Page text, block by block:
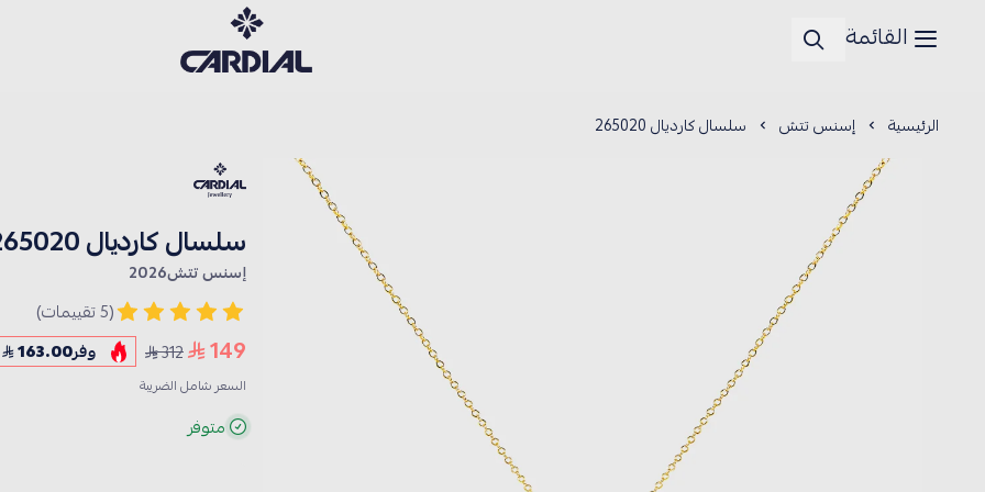
القائمة كارديــال
الرئيسية إسنس تتش سلسال كارديال 265020
سلسال كارديال 265020
إسنس تتش2026
(5 تقييمات)
149
312 وفر163.00
السعر شامل الضريبة
متوفر